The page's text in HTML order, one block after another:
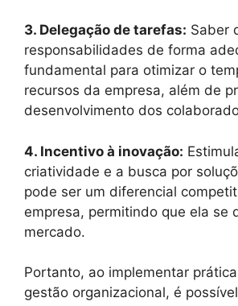
3. Delegação de tarefas: Saber
responsabilidades de forma
fundamental para otimizar o
recursos da empresa, além de
desenvolvimento dos
4. Incentivo à inovação:
criatividade e a busca por
pode ser um diferencial
empresa, permitindo que ela se
mercado.
Portanto, ao implementar
gestão organizacional, é